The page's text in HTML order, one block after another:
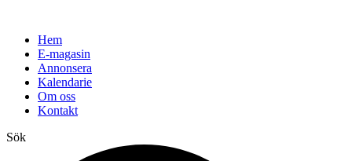
Hem
E-magasin
Annonsera
Kalendarie
Om oss
Kontakt
Sök